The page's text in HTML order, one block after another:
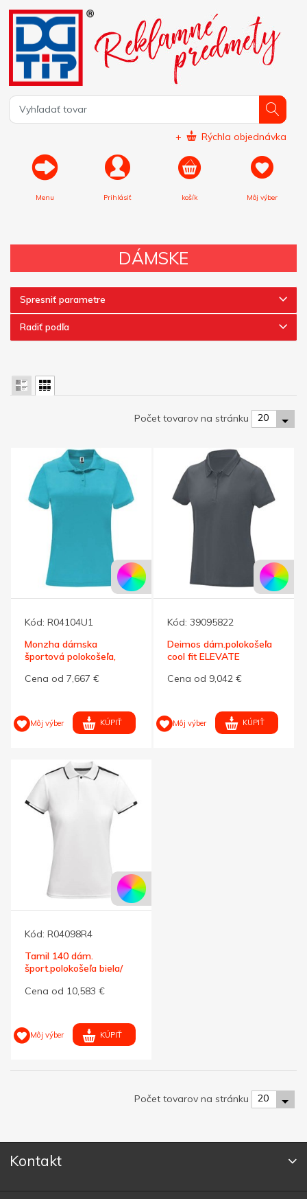
+ Rýchla objednávka
Menu Prihlásiť košík Môj výber
DÁMSKE
Spresniť parametre
Radiť podľa
Počet tovarov na stránku 20
Kód: R04104U1
Monzha dámska
športová polokošeľa,
Cena od 7,667 €
Môj výber KÚPIŤ
Kód: 39095822
Deimos dám.polokošeľa
cool fit ELEVATE
Cena od 9,042 €
Môj výber KÚPIŤ
Kód: R04098R4
Tamil 140 dám.
šport.polokošeľa biela/
Cena od 10,583 €
Môj výber KÚPIŤ
Počet tovarov na stránku 20
Kontakt